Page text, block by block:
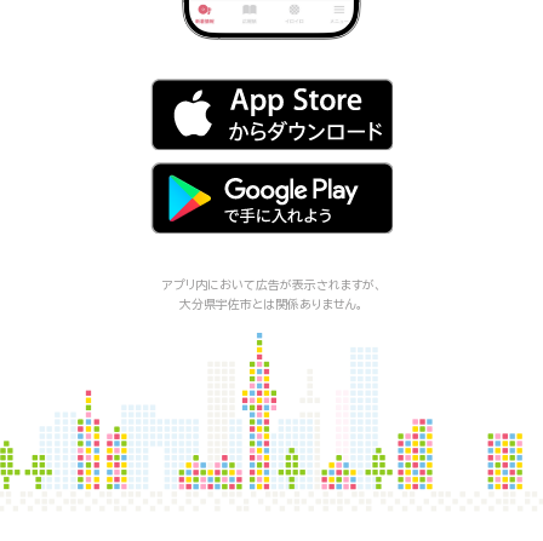
アプリ内において広告が表示されますが、
大分県宇佐市とは関係ありません。